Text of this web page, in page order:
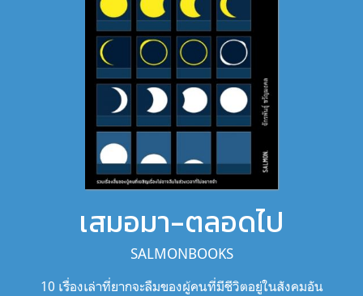
เสมอมา-ตลอดไป
SALMONBOOKS
10 เรื่องเล่าที่ยากจะลืมของผู้คนที่มีชีวิตอยู่ในสังคมอัน